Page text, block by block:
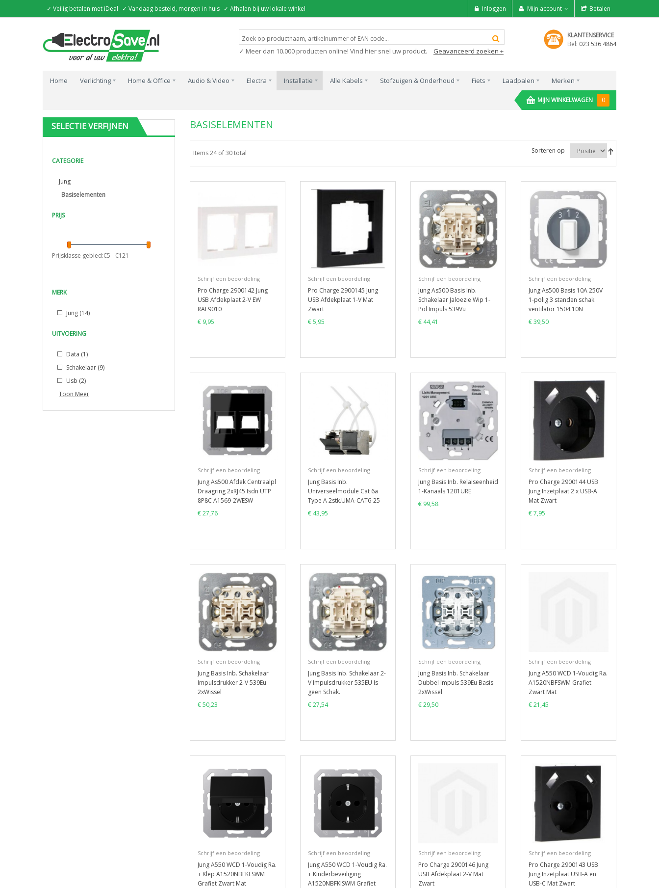
✓ Veilig betalen met iDeal ✓ Vandaag besteld, morgen in huis ✓ Afhalen bij uw lokale winkel Betalen
Mijn account
Inloggen
Geavanceerd zoeken +
✓ Meer dan 10.000 producten online! Vind hier snel uw product.
KLANTENSERVICE
Bel: 023 536 4864
Home Verlichting Home & Office Audio & Video Electra Installatie Alle Kabels Stofzuigen & Onderhoud Fiets Laadpalen Merken
MIJN WINKELWAGEN 0
SELECTIE VERFIJNEN
CATEGORIE
Jung
Basiselementen
PRIJS
Prijsklasse gebied:€5 - €121
MERK
Jung (14)
UITVOERING
Data (1)
Schakelaar (9)
Usb (2)
Toon Meer
BASISELEMENTEN
Items 24 of 30 total Sorteren op
Schrijf een beoordeling
Pro Charge 2900142 Jung
USB Afdekplaat 2-V EW
RAL9010
€ 9,95
Schrijf een beoordeling
Pro Charge 2900145 Jung
USB Afdekplaat 1-V Mat
Zwart
€ 5,95
Schrijf een beoordeling
Jung As500 Basis Inb.
Schakelaar Jaloezie Wip 1-
Pol Impuls 539Vu
€ 44,41
Schrijf een beoordeling
Jung As500 Basis 10A 250V
1-polig 3 standen schak.
ventilator 1504.10N
€ 39,50
Schrijf een beoordeling
Jung As500 Afdek Centraalpl
Draagring 2xRJ45 Isdn UTP
8P8C A1569-2WESW
€ 27,76
Schrijf een beoordeling
Jung Basis Inb.
Universeelmodule Cat 6a
Type A 2stk.UMA-CAT6-25
€ 43,95
Schrijf een beoordeling
Jung Basis Inb. Relaiseenheid
1-Kanaals 1201URE
€ 99,58
Schrijf een beoordeling
Pro Charge 2900144 USB
Jung Inzetplaat 2 x USB-A
Mat Zwart
€ 7,95
Schrijf een beoordeling
Jung Basis Inb. Schakelaar
Impulsdrukker 2-V 539Eu
2xWissel
€ 50,23
Schrijf een beoordeling
Jung Basis Inb. Schakelaar 2-
V Impulsdrukker 535EU Is
geen Schak.
€ 27,54
Schrijf een beoordeling
Jung Basis Inb. Schakelaar
Dubbel Impuls 539Eu Basis
2xWissel
€ 29,50
Schrijf een beoordeling
Jung A550 WCD 1-Voudig Ra.
A1520NBFSWM Grafiet
Zwart Mat
€ 21,45
Schrijf een beoordeling
Jung A550 WCD 1-Voudig Ra.
+ Klep A1520NBFKLSWM
Grafiet Zwart Mat
Schrijf een beoordeling
Jung A550 WCD 1-Voudig Ra.
+ Kinderbeveiliging
A1520NBFKISWM Grafiet
Schrijf een beoordeling
Pro Charge 2900146 Jung
USB Afdekplaat 2-V Mat
Zwart
Schrijf een beoordeling
Pro Charge 2900143 USB
Jung Inzetplaat USB-A en
USB-C Mat Zwart